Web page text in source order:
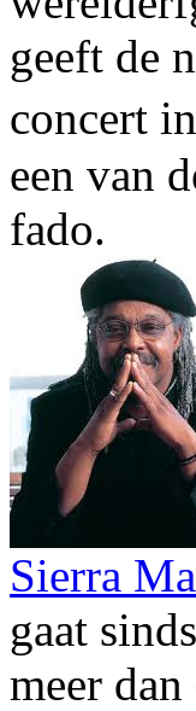
geeft de
concert
een van
fado.
Sierra
gaat
meer